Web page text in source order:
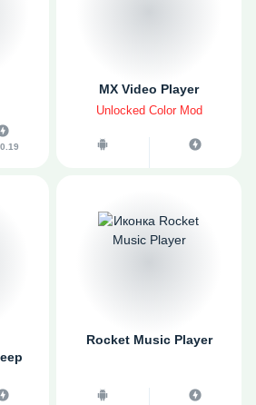
MX Video Player
Unlocked Color Mod
Rocket Music Player